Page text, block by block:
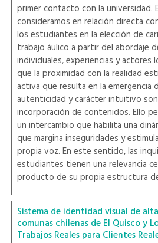
primer contacto con la universidad.
consideramos en relación directa
los estudiantes en la elección de
trabajo áulico a partir del abordaje
individuales, experiencias y actores
que la proximidad con la realidad
activa que resulta en la emergencia
autenticidad y carácter intuitivo son
incorporación de contenidos. Ello
un intercambio que habilita una
que margina inseguridades y
propia voz. En este sentido, las
estudiantes tienen una relevancia
producto de su propia estructura
Sistema de identidad visual de
comunas chilenas de El Quisco y
Trabajos Reales para Clientes